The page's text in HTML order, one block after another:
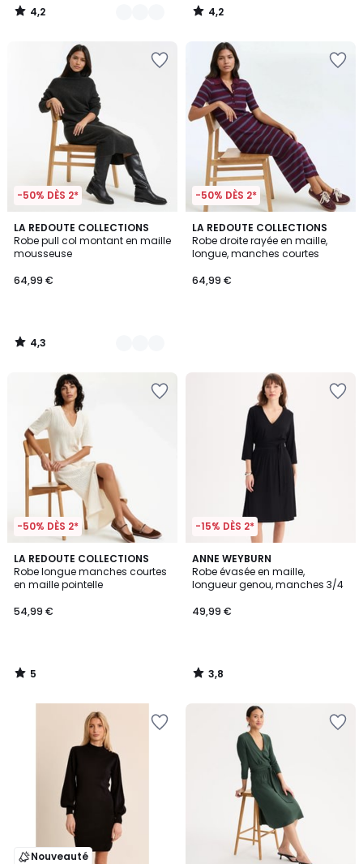
4,2
/
4,2
/
-50% DÈS 2*
LA REDOUTE COLLECTIONS
Robe pull col montant en maille
mousseuse
64,99 €
4,3
/ 5
2
Couleurs
4,3
/
-50% DÈS 2*
LA REDOUTE COLLECTIONS
Robe droite rayée en maille,
longue, manches courtes
64,99 €
-50% DÈS 2*
LA REDOUTE COLLECTIONS
Robe longue manches courtes
en maille pointelle
54,99 €
5
/
5
5
/
-15% DÈS 2*
ANNE WEYBURN
Robe évasée en maille,
longueur genou, manches 3/4
49,99 €
3,8
/ 5
3,8
/
Nouveauté